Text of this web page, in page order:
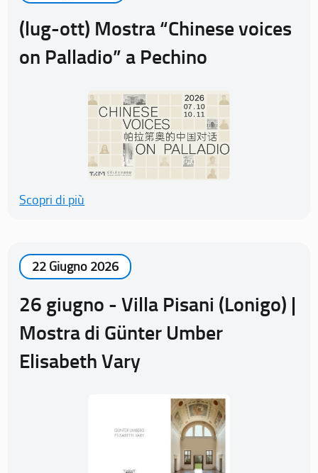
(lug-ott) Mostra “Chinese voices
on Palladio” a Pechino
Scopri di più
22 Giugno 2026
26 giugno - Villa Pisani (Lonigo) |
Mostra di Günter Umber
Elisabeth Vary